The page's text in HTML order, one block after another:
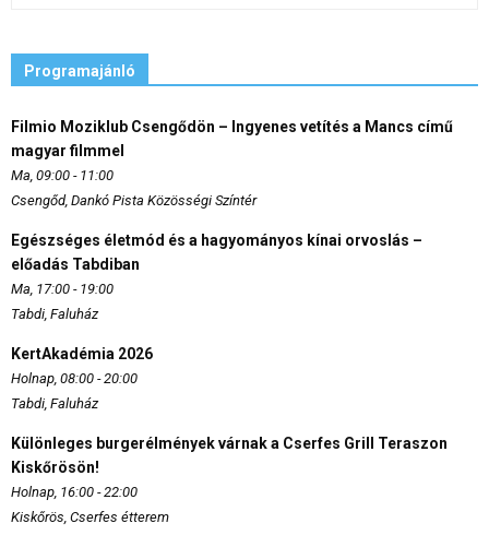
Programajánló
Filmio Moziklub Csengődön – Ingyenes vetítés a Mancs című
magyar filmmel
Ma, 09:00 - 11:00
Csengőd, Dankó Pista Közösségi Színtér
Egészséges életmód és a hagyományos kínai orvoslás –
előadás Tabdiban
Ma, 17:00 - 19:00
Tabdi, Faluház
KertAkadémia 2026
Holnap, 08:00 - 20:00
Tabdi, Faluház
Különleges burgerélmények várnak a Cserfes Grill Teraszon
Kiskőrösön!
Holnap, 16:00 - 22:00
Kiskőrös, Cserfes étterem